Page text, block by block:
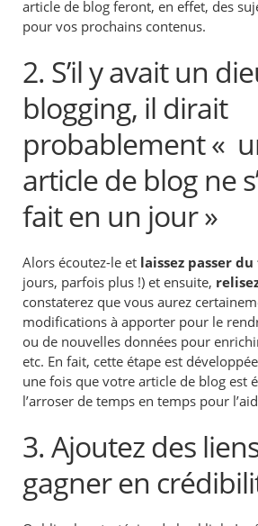
article de blog feront, en effet, des
pour vos prochains contenus.
2. S’il y avait un
blogging, il dirait
probablement «
article de blog ne
fait en un jour »
Alors écoutez-le et laissez passer
jours, parfois plus !) et ensuite,
constaterez que vous aurez
modifications à apporter pour le
ou de nouvelles données pour
etc. En fait, cette étape est
une fois que votre article de blog est
l’arroser de temps en temps pour
3. Ajoutez des
gagner en